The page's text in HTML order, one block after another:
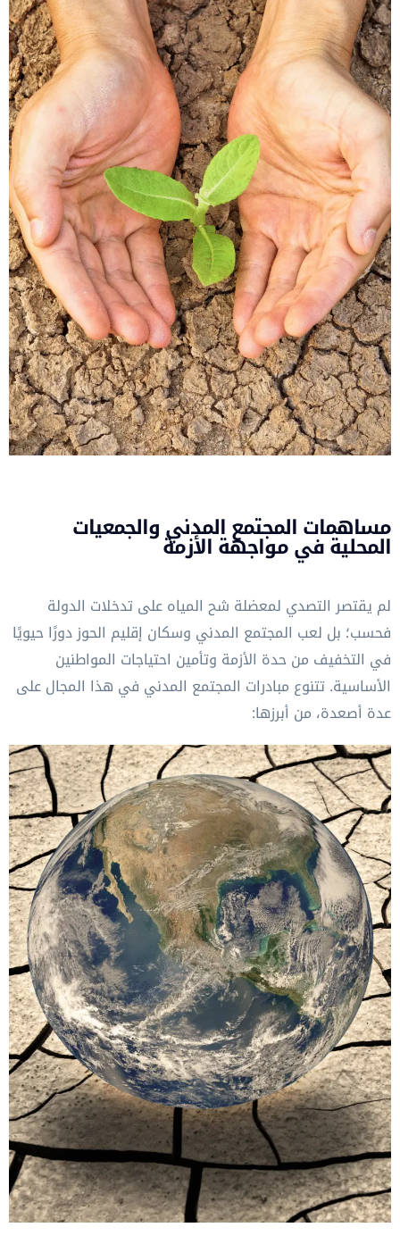
مساهمات المجتمع المدني والجمعيات
المحلية في مواجهة الأزمة
لم يقتصر التصدي لمعضلة شح المياه على تدخلات الدولة
فحسب؛ بل لعب المجتمع المدني وسكان إقليم الحوز دورًا حيويًا
في التخفيف من حدة الأزمة وتأمين احتياجات المواطنين
الأساسية. تتنوع مبادرات المجتمع المدني في هذا المجال على
عدة أصعدة، من أبرزها: